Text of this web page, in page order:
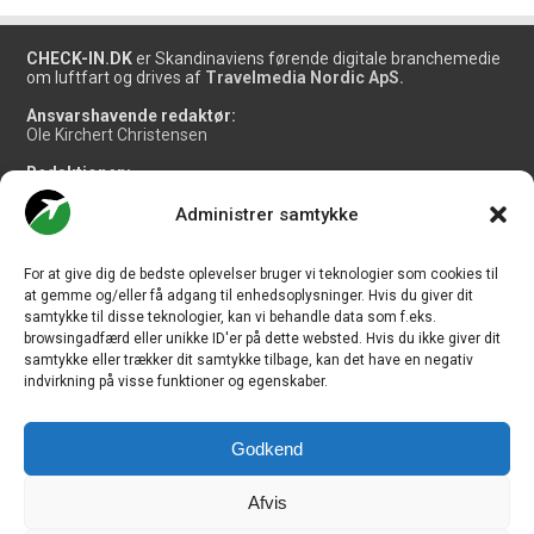
Administrer samtykke
For at give dig de bedste oplevelser bruger vi teknologier som cookies til
at gemme og/eller få adgang til enhedsoplysninger. Hvis du giver dit
samtykke til disse teknologier, kan vi behandle data som f.eks.
browsingadfærd eller unikke ID'er på dette websted. Hvis du ikke giver dit
samtykke eller trækker dit samtykke tilbage, kan det have en negativ
indvirkning på visse funktioner og egenskaber.
Godkend
Afvis
CHECK-IN.DK er Skandinaviens førende digitale branchemedie
om luftfart og drives af Travelmedia Nordic ApS.
Ansvarshavende redaktør:
Ole Kirchert Christensen
Redaktionen:
Christian Granhøj Skouboe
Henrik Baumgarten
Danny Longhi Andreasen
Salg og jobannoncer:
salg@travelmedianordic.com
Vi tager ansvar for indholdet og er tilmeldt